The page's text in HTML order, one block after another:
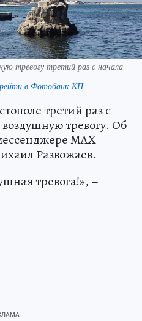
тревогу третий раз с начала
в Фотобанк КП
третий раз с
тревогу. Об
MAX
Развожаев.
тревога!», –